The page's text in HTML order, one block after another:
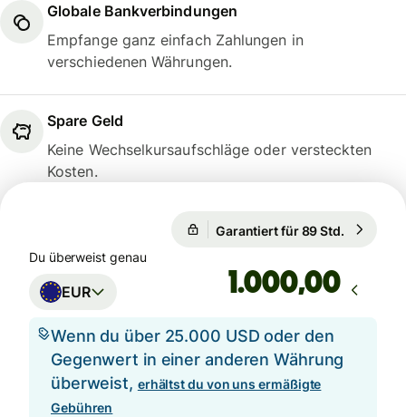
Globale Bankverbindungen
Empfange ganz einfach Zahlungen in
verschiedenen Währungen.
Spare Geld
Keine Wechselkursaufschläge oder versteckten
Kosten.
Garantiert für 89 Std.
Du überweist genau
EUR ,00
Wenn du über 25.000 USD oder den
Gegenwert in einer anderen Währung
überweist, erhältst du von uns ermäßigte
Gebühren